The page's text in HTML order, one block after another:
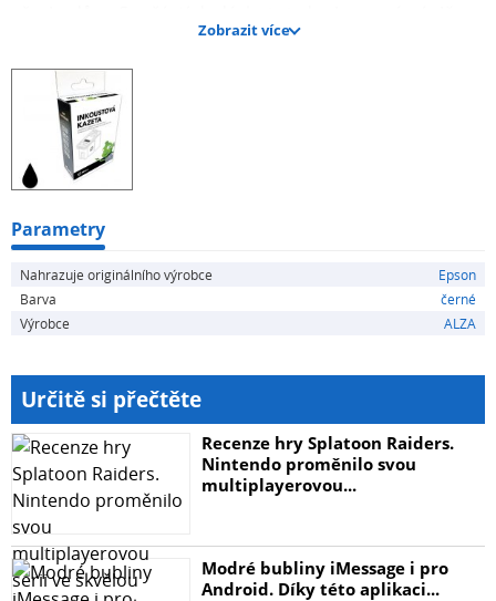
Barva inkoustu do tiskárny ALZA je černá. Klíčové
přednosti inkoustu Alza T07U140 č. 407 černý pro
tiskárny Epson Náplň do inkoustové tiskárny ALZA
zajišťuje tisk textových dokumentů ve skvělé kvalitě Při
5% pokrytí strany činí výtěžnost 2600 stran Alternativní
inkoust do tiskárny pro hospodárný tisk faktur a dalších
inkoustu do tiskárny...
Zobrazit více
Parametry
Nahrazuje originálního výrobce
Epson
Barva
černé
Výrobce
ALZA
Určitě si přečtěte
Recenze hry Splatoon Raiders.
Nintendo proměnilo svou
multiplayerovou...
Modré bubliny iMessage i pro
Android. Díky této aplikaci...